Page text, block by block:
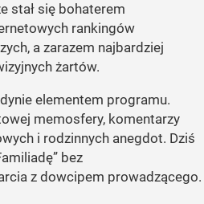
stał się bohaterem
rankingów
a zarazem najbardziej
żartów.
elementem programu.
memosfery, komentarzy
i rodzinnych anegdot. Dziś
bez
z dowcipem prowadzącego.